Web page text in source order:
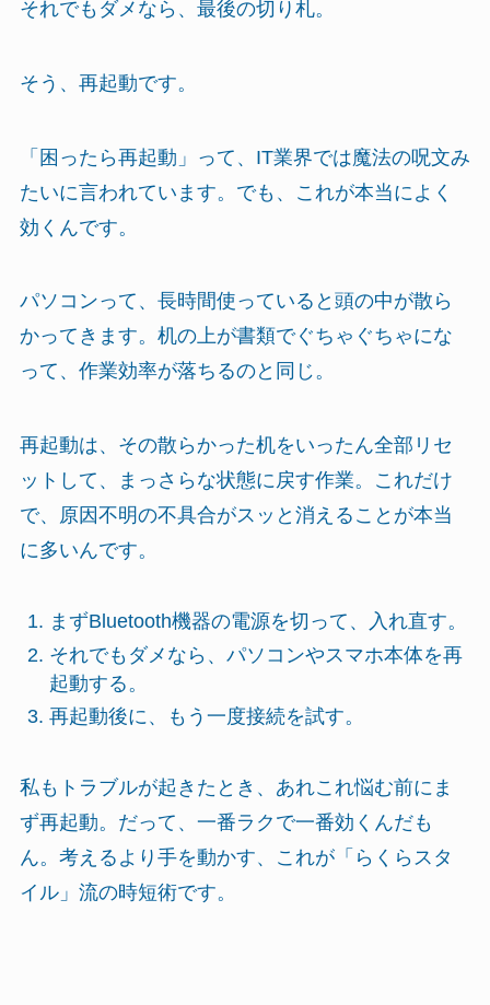
それでもダメなら、最後の切り札。
そう、再起動です。
「困ったら再起動」って、IT業界では魔法の呪文み
たいに言われています。でも、これが本当によく
効くんです。
パソコンって、長時間使っていると頭の中が散ら
かってきます。机の上が書類でぐちゃぐちゃにな
って、作業効率が落ちるのと同じ。
再起動は、その散らかった机をいったん全部リセ
ットして、まっさらな状態に戻す作業。これだけ
で、原因不明の不具合がスッと消えることが本当
に多いんです。
まずBluetooth機器の電源を切って、入れ直す。
それでもダメなら、パソコンやスマホ本体を再
起動する。
再起動後に、もう一度接続を試す。
私もトラブルが起きたとき、あれこれ悩む前にま
ず再起動。だって、一番ラクで一番効くんだも
ん。考えるより手を動かす、これが「らくらスタ
イル」流の時短術です。